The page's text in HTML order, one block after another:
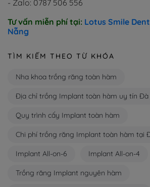
- Zalo: 0787 506 556
Tư vấn miễn phí tại: Lotus Smile
Nẵng
TÌM KIẾM THEO TỪ KHÓA
Nha khoa trồng răng toàn hàm
Địa chỉ trồng Implant toàn hàm uy tín Đà
Quy trình cấy Implant toàn hàm
Chi phí trồng răng Implant toàn hàm tại
Implant All-on-6 Implant All-on-4
Trồng răng Implant nguyên hàm